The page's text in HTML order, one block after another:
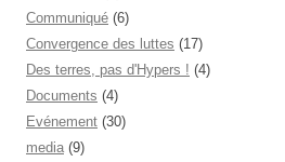
Communiqué (6)
Convergence des luttes (17)
Des terres, pas d'Hypers ! (4)
Documents (4)
Evénement (30)
media (9)